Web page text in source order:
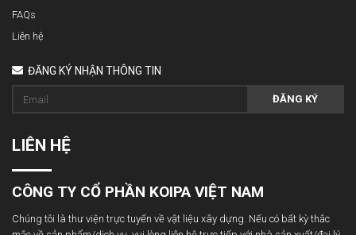
FAQs
Liên hệ
ĐĂNG KÝ NHẬN THÔNG TIN
ĐĂNG KÝ
LIÊN HỆ
CÔNG TY CỔ PHẦN KOIPA VIỆT NAM
Chúng tôi là thư viện trực tuyến về vật liệu xây dựng. Nếu có bất kỳ thắc